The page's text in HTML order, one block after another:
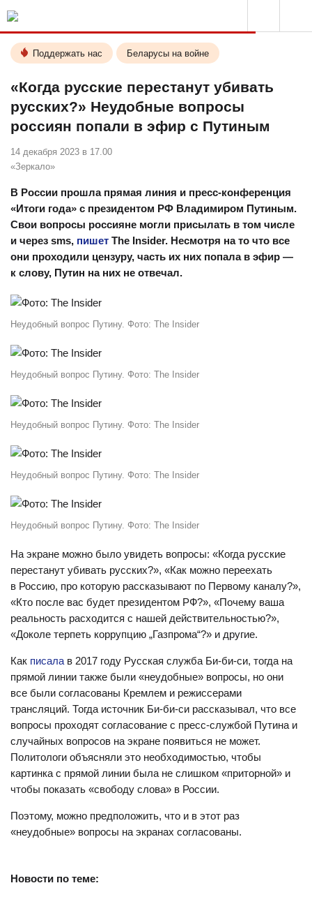
Поддержать нас Беларусы на войне
«Когда русские перестанут убивать
русских?» Неудобные вопросы
россиян попали в эфир с Путиным
14 декабря 2023 в 17.00
«Зеркало»
В России прошла прямая линия и пресс-конференция
«Итоги года» с президентом РФ Владимиром Путиным.
Свои вопросы россияне могли присылать в том числе
и через sms, пишет The Insider. Несмотря на то что все
они проходили цензуру, часть их них попала в эфир —
к слову, Путин на них не отвечал.
Неудобный вопрос Путину. Фото: The Insider
Неудобный вопрос Путину. Фото: The Insider
Неудобный вопрос Путину. Фото: The Insider
Неудобный вопрос Путину. Фото: The Insider
Неудобный вопрос Путину. Фото: The Insider
На экране можно было увидеть вопросы: «Когда русские
перестанут убивать русских?», «Как можно переехать
в Россию, про которую рассказывают по Первому каналу?»,
«Кто после вас будет президентом РФ?», «Почему ваша
реальность расходится с нашей действительностью?»,
«Доколе терпеть коррупцию „Газпрома“?» и другие.
Как писала в 2017 году Русская служба Би-би-си, тогда на
прямой линии также были «неудобные» вопросы, но они
все были согласованы Кремлем и режиссерами
трансляций. Тогда источник Би-би-си рассказывал, что все
вопросы проходят согласование с пресс-службой Путина и
случайных вопросов на экране появиться не может.
Политологи объясняли это необходимостью, чтобы
картинка с прямой линии была не слишком «приторной» и
чтобы показать «свободу слова» в России.
Поэтому, можно предположить, что и в этот раз
«неудобные» вопросы на экранах согласованы.
Новости по теме: